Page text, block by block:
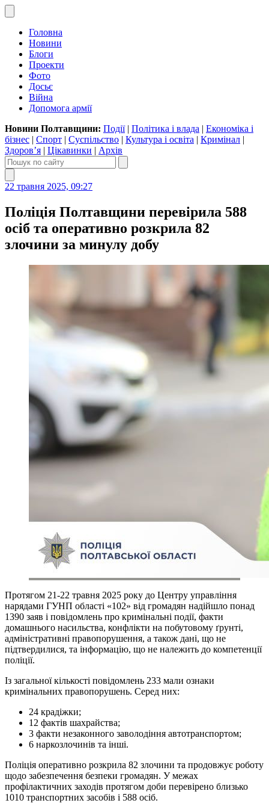
Головна
Новини
Блоги
Проекти
Фото
Досьє
Війна
Допомога армії
Новини Полтавщини: Події| Політика і влада | Економіка і
бізнес | Спорт | Суспільство | Культура і освіта | Кримінал |
Здоров’я | Цікавинки | Архів
22 травня 2025, 09:27
Поліція Полтавщини перевірила 588
осіб та оперативно розкрила 82
злочини за минулу добу
Протягом 21-22 травня 2025 року до Центру управління
нарядами ГУНП області «102» від громадян надійшло понад
1390 заяв і повідомлень про кримінальні події, факти
домашнього насильства, конфлікти на побутовому ґрунті,
адміністративні правопорушення, а також дані, що не
підтвердилися, та інформацію, що не належить до компетенції
поліції.
Із загальної кількості повідомлень 233 мали ознаки
кримінальних правопорушень. Серед них:
24 крадіжки;
12 фактів шахрайства;
3 факти незаконного заволодіння автотранспортом;
6 наркозлочинів та інші.
Поліція оперативно розкрила 82 злочини та продовжує роботу
щодо забезпечення безпеки громадян. У межах
профілактичних заходів протягом доби перевірено близько
1010 транспортних засобів і 588 осіб.